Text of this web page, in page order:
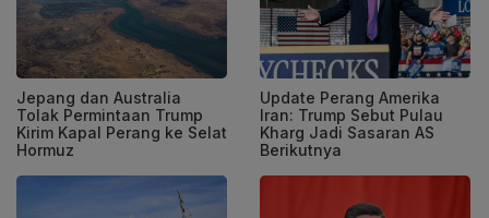
Jepang dan Australia
Tolak Permintaan Trump
Kirim Kapal Perang ke Selat
Hormuz
Update Perang Amerika
Iran: Trump Sebut Pulau
Kharg Jadi Sasaran AS
Berikutnya